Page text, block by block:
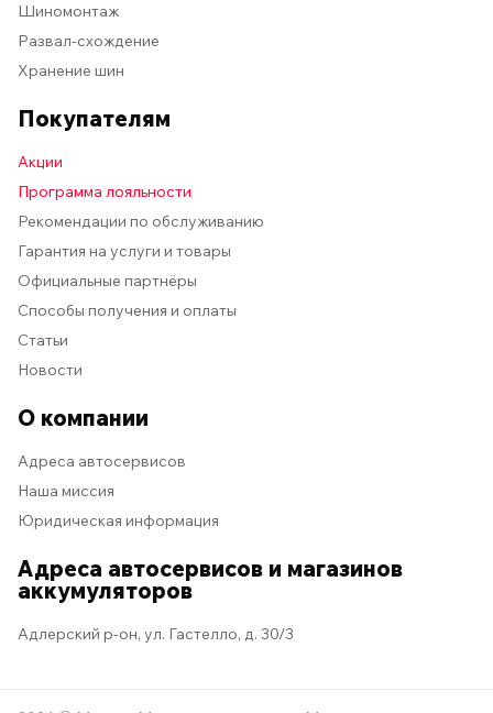
Шиномонтаж
Развал-схождение
Хранение шин
Покупателям
Акции
Программа лояльности
Рекомендации по обслуживанию
Гарантия на услуги и товары
Официальные партнёры
Способы получения и оплаты
Статьи
Новости
О компании
Адреса автосервисов
Наша миссия
Юридическая информация
Адреса автосервисов и магазинов
аккумуляторов
Адлерский р-он, ул. Гастелло, д. 30/3